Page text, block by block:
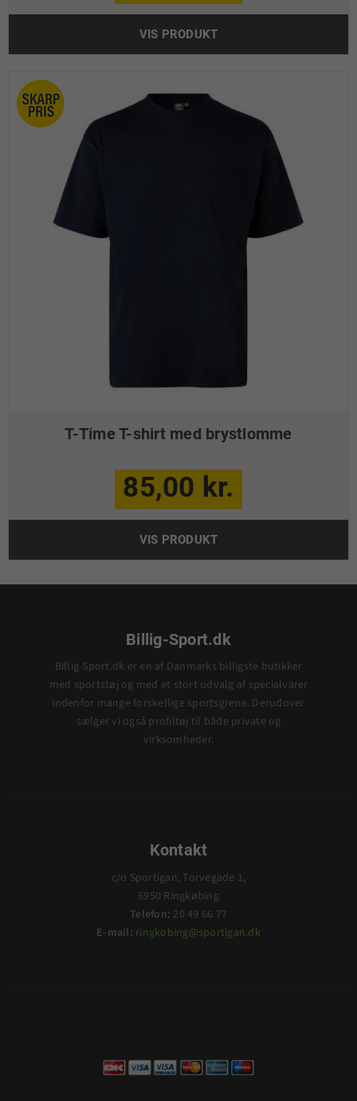
VIS PRODUKT
T-Time T-shirt med brystlomme
85,00 kr.
VIS PRODUKT
Billig-Sport.dk
Billig-Sport.dk er en af Danmarks billigste butikker
med sportstøj og med et stort udvalg af specialvarer
indenfor mange forskellige sportsgrene. Derudover
sælger vi også profiltøj til både private og
virksomheder.
Kontakt
c/o Sportigan, Torvegade 1,
6950 Ringkøbing
Telefon: 20 49 66 77
E-mail: ringkobing@sportigan.dk